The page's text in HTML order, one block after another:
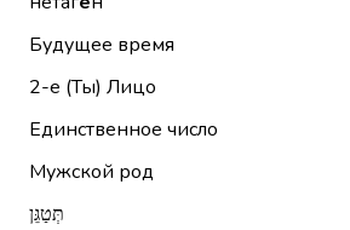
Будущее время
2-е (Ты) Лицо
Единственное число
Мужской род
תְּטַגֵּן